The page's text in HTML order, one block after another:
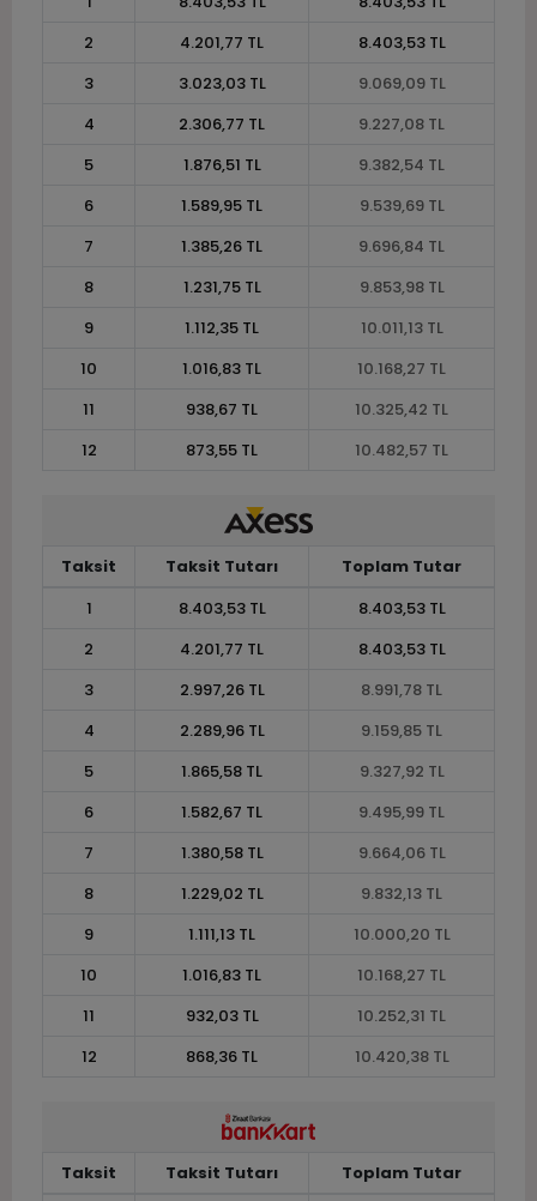
2
4.201,77 TL
8.403,53 TL
3
3.023,03 TL
9.069,09 TL
4
2.306,77 TL
9.227,08 TL
5
1.876,51 TL
9.382,54 TL
6
1.589,95 TL
9.539,69 TL
7
1.385,26 TL
9.696,84 TL
8
1.231,75 TL
9.853,98 TL
9
1.112,35 TL
10.011,13 TL
10
1.016,83 TL
10.168,27 TL
11
938,67 TL
10.325,42 TL
12
873,55 TL 10.482,57 TL
Taksit Taksit Tutarı
Toplam Tutar
1
8.403,53 TL
8.403,53 TL
2
4.201,77 TL
8.403,53 TL
3
2.997,26 TL
8.991,78 TL
4
2.289,96 TL
9.159,85 TL
5
1.865,58 TL
9.327,92 TL
6
1.582,67 TL
9.495,99 TL
7
1.380,58 TL
9.664,06 TL
8
1.229,02 TL
9.832,13 TL
9
1.111,13 TL
10.000,20 TL
10
1.016,83 TL
10.168,27 TL
11
932,03 TL
10.252,31 TL
12
868,36 TL 10.420,38 TL
Taksit Taksit Tutarı
Toplam Tutar